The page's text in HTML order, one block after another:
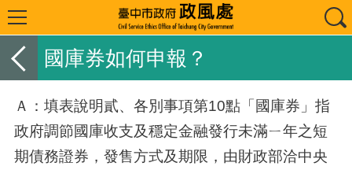
國庫券如何申報？
Ａ：填表說明貳、各別事項第10點「國庫券」指
政府調節國庫收支及穩定金融發行未滿ㄧ年之短
期債務證券，發售方式及期限，由財政部洽中央